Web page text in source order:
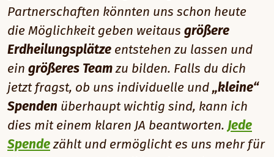
Partnerschaften könnten uns schon heute
die Möglichkeit geben weitaus größere
Erdheilungsplätze entstehen zu lassen und
ein größeres Team zu bilden. Falls du dich
jetzt fragst, ob uns individuelle und „kleine“
Spenden überhaupt wichtig sind, kann ich
dies mit einem klaren JA beantworten. Jede
Spende zählt und ermöglicht es uns mehr für